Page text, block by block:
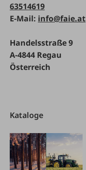
63514619
E-Mail: info@faie.at
Handelsstraße 9
A-4844 Regau
Österreich
Kataloge